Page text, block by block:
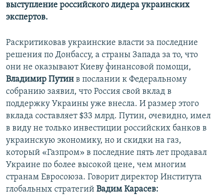
выступление российского лидера украинских
экспертов.
Раскритиковав украинские власти за последние
решения по Донбассу, а страны Запада за то, что
они не оказывают Киеву финансовой помощи,
Владимир Путин в послании к Федеральному
собранию заявил, что Россия свой вклад в
поддержку Украины уже внесла. И размер этого
вклада составляет $33 млрд. Путин, очевидно, имел
в виду не только инвестиции российских банков в
украинскую экономику, но и скидки на газ,
который «Газпром» в последние пять лет продавал
Украине по более высокой цене, чем многим
странам Евросоюза. Говорит директор Института
глобальных стратегий Вадим Карасев: